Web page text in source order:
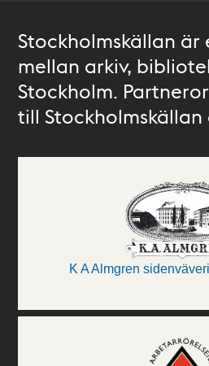
Stockholmskällan
mellan arkiv,
Stockholm.
till Stockholmskällan
K A Almgren